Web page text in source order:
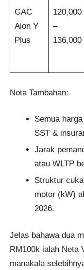
GAC
Aion Y
Plus
120,000
–
136,000
Nota Tambahan:
Semua
SST &
Jarak
atau WLTP
Struktur
motor (kW)
2026.
Jelas bahawa dua
RM100k ialah Neta
manakala